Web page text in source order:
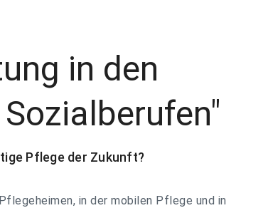
in den
Pflege der Zukunft?
in der mobilen Pflege und in